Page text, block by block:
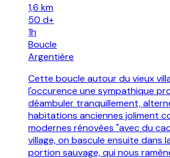
1,6 km
50 d+
1h
Boucle
Argentière
Cette boucle autour du vieux
l'occurence une sympathique
déambuler tranquillement,
habitations anciennes joliment
modernes rénovées "avec du
village, on bascule ensuite dans
portion sauvage, qui nous